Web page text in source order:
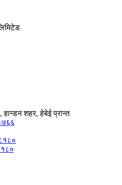
हान्डन शहर, हेबेई प्रान्त